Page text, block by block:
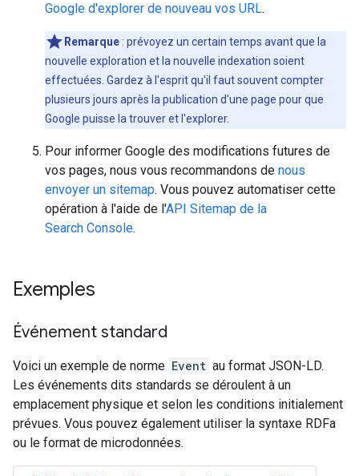
Google d'explorer de nouveau vos URL.
Remarque : prévoyez un certain temps avant que la
nouvelle exploration et la nouvelle indexation soient
effectuées. Gardez à l'esprit qu'il faut souvent compter
plusieurs jours après la publication d'une page pour que
Google puisse la trouver et l'explorer.
Pour informer Google des modifications futures de
vos pages, nous vous recommandons de nous
envoyer un sitemap. Vous pouvez automatiser cette
opération à l'aide de l'API Sitemap de la
Search Console.
Exemples
Événement standard
Voici un exemple de norme Event au format JSON-LD.
Les événements dits standards se déroulent à un
emplacement physique et selon les conditions initialement
prévues. Vous pouvez également utiliser la syntaxe RDFa
ou le format de microdonnées.